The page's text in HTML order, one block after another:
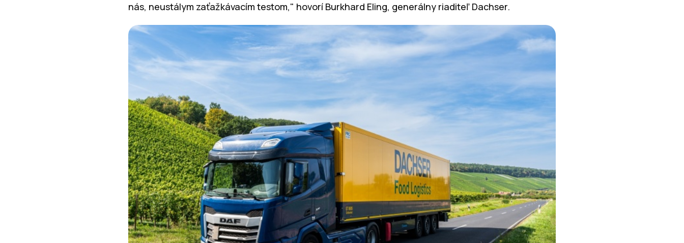
nás, neustálym zaťažkávacím testom," hovorí Burkhard Eling, generálny riaditeľ Dachser.